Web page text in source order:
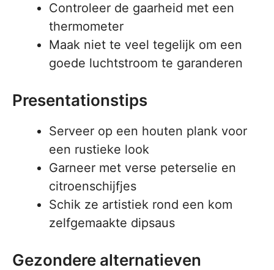
Controleer de gaarheid met een
thermometer
Maak niet te veel tegelijk om een
goede luchtstroom te garanderen
Presentationstips
Serveer op een houten plank voor
een rustieke look
Garneer met verse peterselie en
citroenschijfjes
Schik ze artistiek rond een kom
zelfgemaakte dipsaus
Gezondere alternatieven